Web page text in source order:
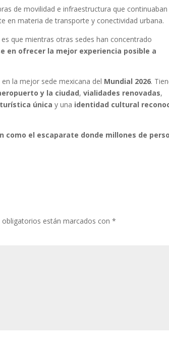
de movilidad e infraestructura que continuaban
en materia de transporte y conectividad urbana.
que mientras otras sedes han concentrado
en ofrecer la mejor experiencia posible a
la mejor sede mexicana del Mundial 2026.
y la ciudad,vialidades renovadas,
única y una identidad cultural
como el escaparate donde millones de
obligatorios están marcados con*